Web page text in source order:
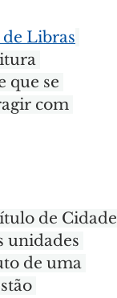
de Libras
que se
com
de Cidade
unidades
de uma